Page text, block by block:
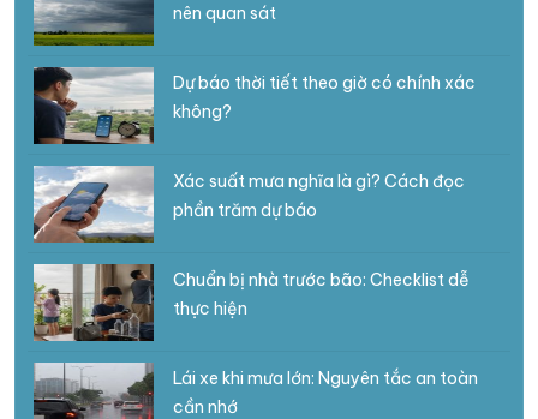
nên quan sát
Dự báo thời tiết theo giờ có chính xác
không?
Xác suất mưa nghĩa là gì? Cách đọc
phần trăm dự báo
Chuẩn bị nhà trước bão: Checklist dễ
thực hiện
Lái xe khi mưa lớn: Nguyên tắc an toàn
cần nhớ